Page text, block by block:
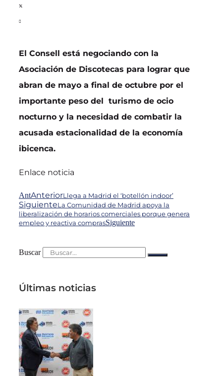
El Consell está negociando con la
Asociación de Discotecas para lograr que
abran de mayo a final de octubre por el
importante peso del turismo de ocio
nocturno y la necesidad de combatir la
acusada estacionalidad de la economía
ibicenca.
Enlace noticia
AntAnteriorLlega a Madrid el ‘botellón indoor’
SiguienteLa Comunidad de Madrid apoya la
liberalización de horarios comerciales porque genera
empleo y reactiva comprasSiguiente
Buscar
Últimas noticias